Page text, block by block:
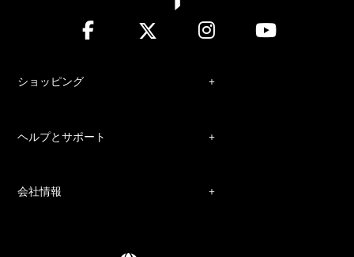
ショッピング
ヘルプとサポート
会社情報